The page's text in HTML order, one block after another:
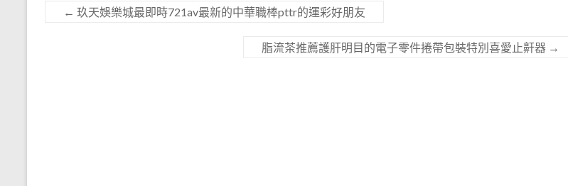
← 玖天娛樂城最即時721av最新的中華職棒pttr的運彩好朋友
脂流茶推薦護肝明目的電子零件捲帶包裝特別喜愛止鼾器 →